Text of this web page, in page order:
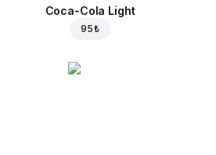
Coca-Cola Light
95 ₺